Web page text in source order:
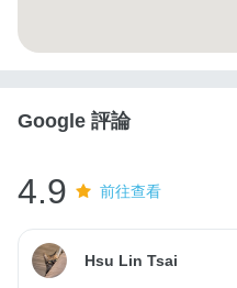
Google 評論
4.9 前往查看
Hsu Lin Tsai